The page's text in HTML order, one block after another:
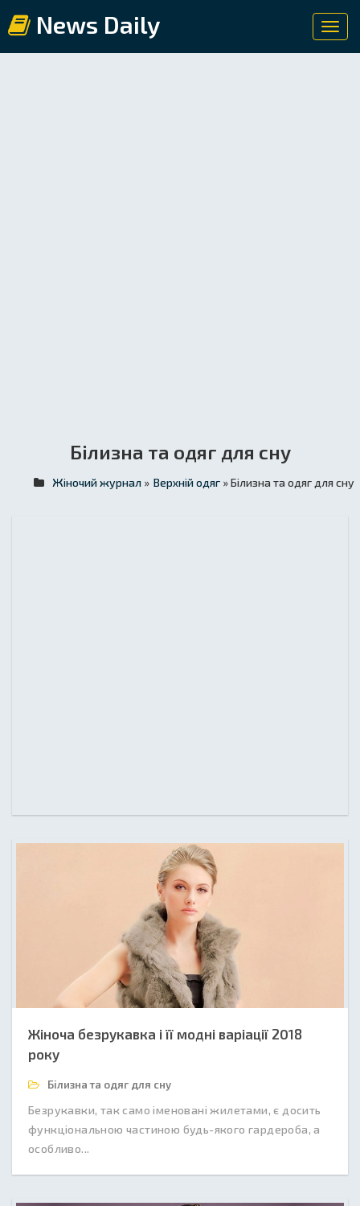
News Daily
Білизна та одяг для сну
Жіночий журнал » Верхній одяг » Білизна та одяг для сну
Жіноча безрукавка і її модні варіації 2018
року
Білизна та одяг для сну
Безрукавки, так само іменовані жилетами, є досить
функціональною частиною будь-якого гардероба, а
особливо...